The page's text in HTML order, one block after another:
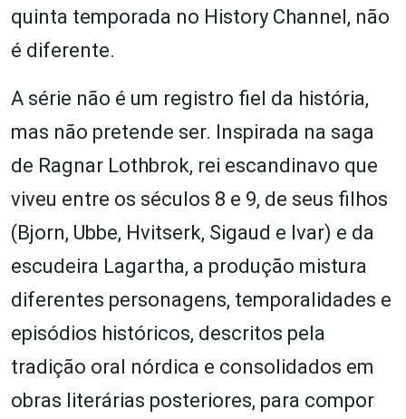
quinta temporada no History Channel, não
é diferente.
A série não é um registro fiel da história,
mas não pretende ser. Inspirada na saga
de Ragnar Lothbrok, rei escandinavo que
viveu entre os séculos 8 e 9, de seus filhos
(Bjorn, Ubbe, Hvitserk, Sigaud e Ivar) e da
escudeira Lagartha, a produção mistura
diferentes personagens, temporalidades e
episódios históricos, descritos pela
tradição oral nórdica e consolidados em
obras literárias posteriores, para compor